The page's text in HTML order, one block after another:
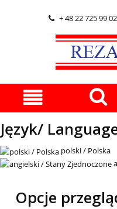
 + 48 22 725 99 02
Język/
polski / Polska
Opcje